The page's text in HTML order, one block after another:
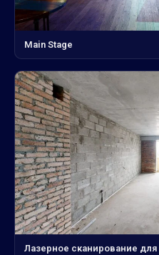
Main Stage
Лазерное сканирование для